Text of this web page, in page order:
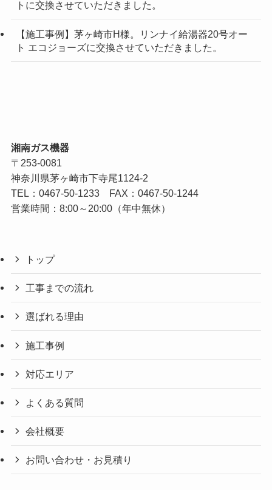
トに交換させていただきました。
【施工事例】茅ヶ崎市H様。リンナイ給湯器20号オー
ト エコジョーズに交換させていただきました。
湘南ガス機器
〒253-0081
神奈川県茅ヶ崎市下寺尾1124-2
TEL： 0467-50-1233FAX：0467-50-1244
営業時間：8:00～20:00（年中無休）
トップ
工事までの流れ
選ばれる理由
施工事例
対応エリア
よくある質問
会社概要
お問い合わせ・お見積り